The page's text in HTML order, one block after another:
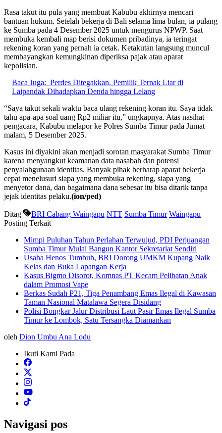
Rasa takut itu pula yang membuat Kabubu akhirnya mencari
bantuan hukum. Setelah bekerja di Bali selama lima bulan, ia pulang
ke Sumba pada 4 Desember 2025 untuk mengurus NPWP. Saat
membuka kembali map berisi dokumen pribadinya, ia teringat
rekening koran yang pernah ia cetak. Ketakutan langsung muncul
membayangkan kemungkinan diperiksa pajak atau aparat
kepolisian.
Baca Juga: Perdes Ditegakkan, Pemilik Ternak Liar di
Laipandak Dihadapkan Denda hingga Lelang
“Saya takut sekali waktu baca ulang rekening koran itu. Saya tidak
tahu apa-apa soal uang Rp2 miliar itu,” ungkapnya. Atas nasihat
pengacara, Kabubu melapor ke Polres Sumba Timur pada Jumat
malam, 5 Desember 2025.
Kasus ini diyakini akan menjadi sorotan masyarakat Sumba Timur
karena menyangkut keamanan data nasabah dan potensi
penyalahgunaan identitas. Banyak pihak berharap aparat bekerja
cepat menelusuri siapa yang membuka rekening, siapa yang
menyetor dana, dan bagaimana dana sebesar itu bisa ditarik tanpa
jejak identitas pelaku.(ion/ped)
Ditag BRI Cabang Waingapu NTT Sumba Timur Waingapu
Posting Terkait
Mimpi Puluhan Tahun Perlahan Terwujud, PDI Perjuangan
Sumba Timur Mulai Bangun Kantor Sekretariat Sendiri
Usaha Henos Tumbuh, BRI Dorong UMKM Kupang Naik
Kelas dan Buka Lapangan Kerja
Kasus Bigmo Disorot, Komnas PT Kecam Pelibatan Anak
dalam Promosi Vape
Berkas Sudah P21, Tiga Penambang Emas Ilegal di Kawasan
Taman Nasional Matalawa Segera Disidang
Polisi Bongkar Jalur Distribusi Laut Pasir Emas Ilegal Sumba
Timur ke Lombok, Satu Tersangka Diamankan
oleh Dion Umbu Ana Lodu
Ikuti Kami Pada
Navigasi pos